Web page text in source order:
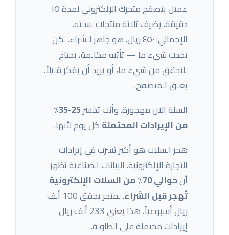
عميل يتصفح متجرك الإلكتروني لمدة ١٥
دقيقة. يضيف ثلاثة منتجات لسلته.
الإجمالي: ٤٥٠ ريال. هو جاهز للشراء. لكن
يحدث شيء ما — تأتيه مكالمة، يحتاج
للتحقق من شيء ما، أو يريد أن يفكر قليلاً.
يغلق المتصفح.
السلة الآن مهجورة. وأنت تخسر
25-35٪
من الإيرادات المحتملةكل يوم لأنها.
هجر السلات هو أكبر تسرب في إيرادات
التجارة الإلكترونية. البيانات الصناعية تظهر
أن
حوالي 70٪ من السلات الإلكترونية
تُهجر قبل الشراء
. لمتجر يحقق 100 ألف
ريال أسبوعياً، هذا يعني 233 ألف ريال
إيرادات محتملة على الطاولة.